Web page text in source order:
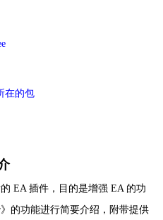
在的包
EA 插件，目的是增强 EA 的功
的功能进行简要介绍，附带提供